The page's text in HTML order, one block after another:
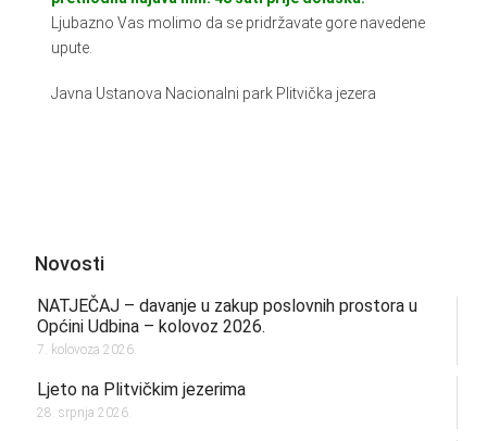
Ljubazno Vas molimo da se pridržavate gore navedene
upute.
Javna Ustanova Nacionalni park Plitvička jezera
Novosti
NATJEČAJ – davanje u zakup poslovnih prostora u
Općini Udbina – kolovoz 2026.
7. kolovoza 2026.
Ljeto na Plitvičkim jezerima
28. srpnja 2026.